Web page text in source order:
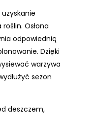
Osłona
odpowiednią
Dzięki
warzywa
sezon
deszczem,